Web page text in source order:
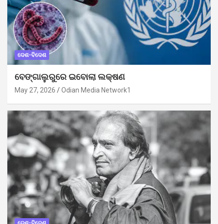
ଦେଶ-ବିଦେଶ
ବେଙ୍ଗାଲୁରୁରେ ଇବୋଲା ଲକ୍ଷଣ
May 27, 2026 Odian Media Network1